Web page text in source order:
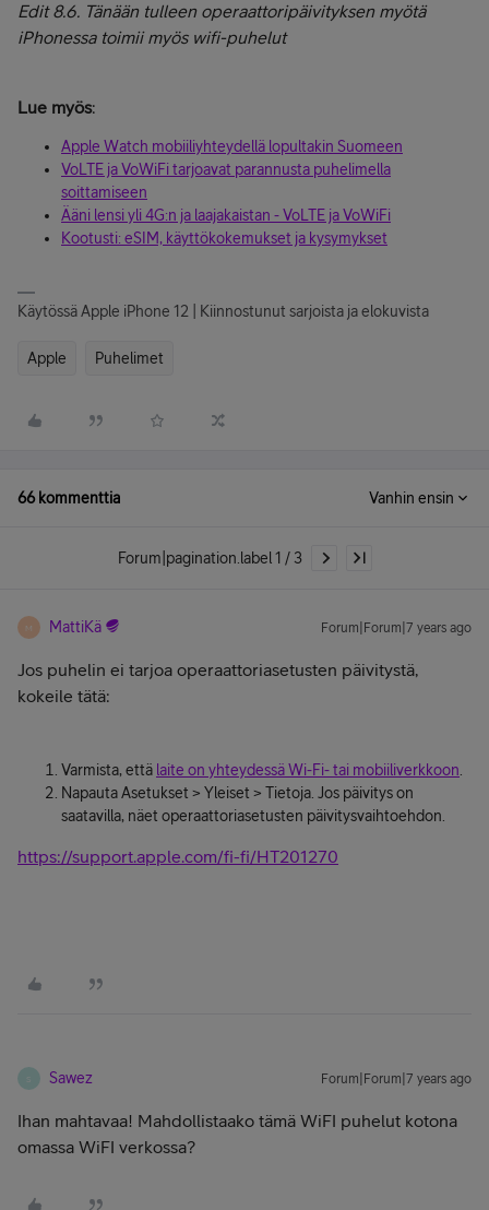
Edit 8.6. Tänään tulleen operaattoripäivityksen myötä
iPhonessa toimii myös wifi-puhelut
Lue myös:
Apple Watch mobiiliyhteydellä lopultakin Suomeen
VoLTE ja VoWiFi tarjoavat parannusta puhelimella
soittamiseen
Ääni lensi yli 4G:n ja laajakaistan - VoLTE ja VoWiFi
Kootusti: eSIM, käyttökokemukset ja kysymykset
Käytössä Apple iPhone 12 | Kiinnostunut sarjoista ja elokuvista
Apple Puhelimet
66 kommenttia Vanhin ensin
Forum|pagination.label 1 / 3
M MattiKä Forum|Forum|7 years ago
Jos puhelin ei tarjoa operaattoriasetusten päivitystä,
kokeile tätä:
Varmista, että laite on yhteydessä Wi-Fi- tai mobiiliverkkoon
Napauta Asetukset > Yleiset > Tietoja. Jos päivitys on
saatavilla, näet operaattoriasetusten päivitysvaihtoehdon.
https://support.apple.com/fi-fi/HT201270
Sawez Forum|Forum|7 years ago
Ihan mahtavaa! Mahdollistaako tämä WiFI puhelut kotona
omassa WiFI verkossa?